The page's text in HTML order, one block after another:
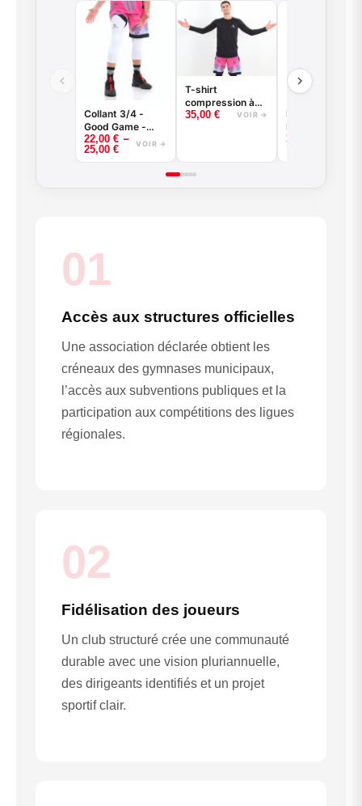
Collant 3/4 -
Good Game -
Noir ou Blanc -
BASKETBALL
22,00 € –
25,00 € VOIR →
T-shirt
compression à
manches longues
35,00 € VOIR →
Kit
Maillot
+ short
35,00
01
Accès aux structures officielles
Une association déclarée obtient les
créneaux des gymnases municipaux,
l’accès aux subventions publiques et la
participation aux compétitions des ligues
régionales.
02
Fidélisation des joueurs
Un club structuré crée une communauté
durable avec une vision pluriannuelle,
des dirigeants identifiés et un projet
sportif clair.